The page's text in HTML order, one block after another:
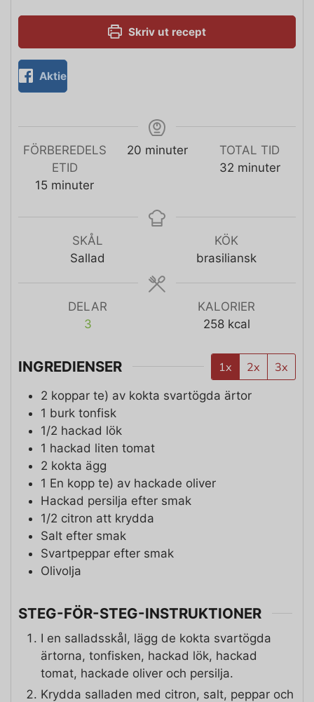
Skriv ut recept
Aktie
FÖRBEREDELS
ETID
15 minuter
20 minuter
TOTAL TID
32 minuter
SKÅL
Sallad
KÖK
brasiliansk
DELAR
3
KALORIER
258 kcal
INGREDIENSER 1x 2x 3x
2 koppar te) av kokta svartögda ärtor
1 burk tonfisk
1/2 hackad lök
1 hackad liten tomat
2 kokta ägg
1 En kopp te) av hackade oliver
Hackad persilja efter smak
1/2 citron att krydda
Salt efter smak
Svartpeppar efter smak
Olivolja
STEG-FÖR-STEG-INSTRUKTIONER
I en salladsskål, lägg de kokta svartögda
ärtorna, tonfisken, hackad lök, hackad
tomat, hackade oliver och persilja.
Krydda salladen med citron, salt, peppar och